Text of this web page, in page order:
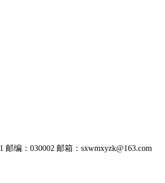
邮编：030002 邮箱： sxwmxyzk@163.com